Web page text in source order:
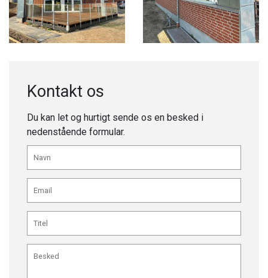
Kontakt os
Du kan let og hurtigt sende os en besked i
nedenstående formular.